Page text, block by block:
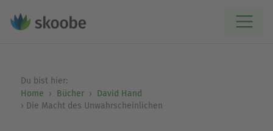
Du bist hier:
Home
Bücher
David Hand
Die Macht des Unwahrscheinlichen